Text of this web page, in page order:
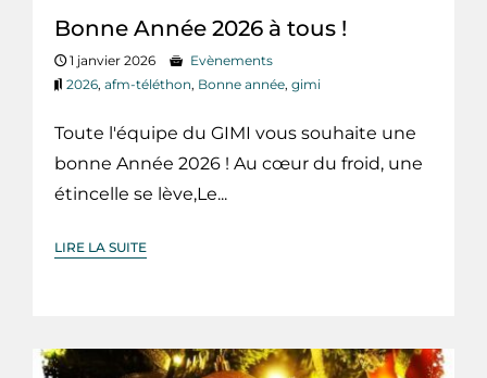
Bonne Année 2026 à tous !
1 janvier 2026
Evènements
2026, afm-téléthon, Bonne année, gimi
Toute l'équipe du GIMI vous souhaite une
bonne Année 2026 ! Au cœur du froid, une
étincelle se lève,Le...
LIRE LA SUITE